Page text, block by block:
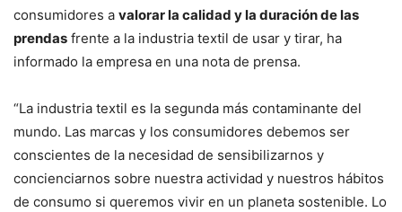
consumidores a valorar la calidad y la duración de las
prendas frente a la industria textil de usar y tirar, ha
informado la empresa en una nota de prensa.
“La industria textil es la segunda más contaminante del
mundo. Las marcas y los consumidores debemos ser
conscientes de la necesidad de sensibilizarnos y
concienciarnos sobre nuestra actividad y nuestros hábitos
de consumo si queremos vivir en un planeta sostenible. Lo